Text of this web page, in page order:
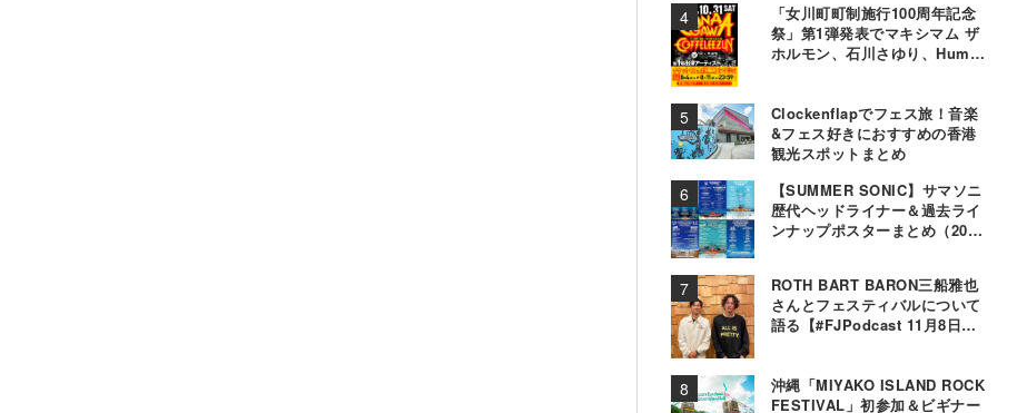
「女川町町制施行100周年記念
祭」第1弾発表でマキシマム ザ
ホルモン、石川さゆり、Hump
Clockenflapでフェス旅！音楽
&フェス好きにおすすめの香港
観光スポットまとめ
【SUMMER SONIC】サマソニ
歴代ヘッドライナー＆過去ライ
ンナップポスターまとめ（2000
ROTH BART BARON三船雅也
さんとフェスティバルについて
語る【#FJPodcast 11月8日配
沖縄「MIYAKO ISLAND ROCK
FESTIVAL」初参加＆ビギナー